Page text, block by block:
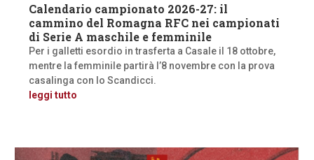
Calendario campionato 2026-27: il
cammino del Romagna RFC nei campionati
di Serie A maschile e femminile
Per i galletti esordio in trasferta a Casale il 18 ottobre,
mentre la femminile partirà l’8 novembre con la prova
casalinga con lo Scandicci.
leggi tutto